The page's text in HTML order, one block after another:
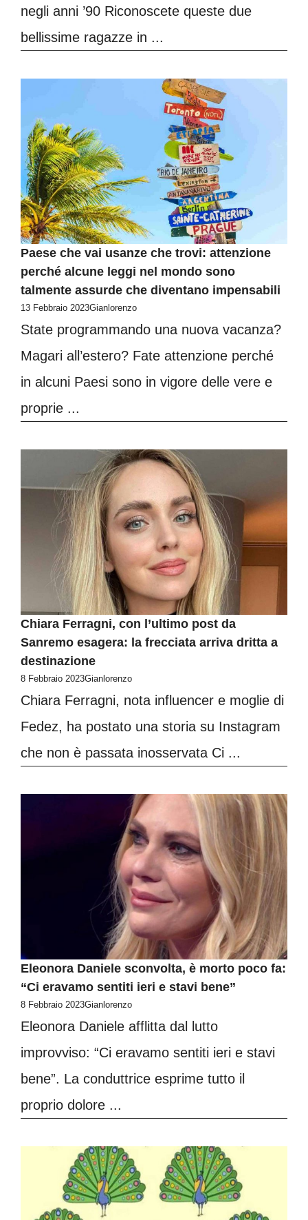
negli anni ’90 Riconoscete queste due
bellissime ragazze in ...
Paese che vai usanze che trovi: attenzione
perché alcune leggi nel mondo sono
talmente assurde che diventano impensabili
13 Febbraio 2023Gianlorenzo
State programmando una nuova vacanza?
Magari all’estero? Fate attenzione perché
in alcuni Paesi sono in vigore delle vere e
proprie ...
Chiara Ferragni, con l’ultimo post da
Sanremo esagera: la frecciata arriva dritta a
destinazione
8 Febbraio 2023Gianlorenzo
Chiara Ferragni, nota influencer e moglie di
Fedez, ha postato una storia su Instagram
che non è passata inosservata Ci ...
Eleonora Daniele sconvolta, è morto poco fa:
“Ci eravamo sentiti ieri e stavi bene”
8 Febbraio 2023Gianlorenzo
Eleonora Daniele afflitta dal lutto
improvviso: “Ci eravamo sentiti ieri e stavi
bene”. La conduttrice esprime tutto il
proprio dolore ...